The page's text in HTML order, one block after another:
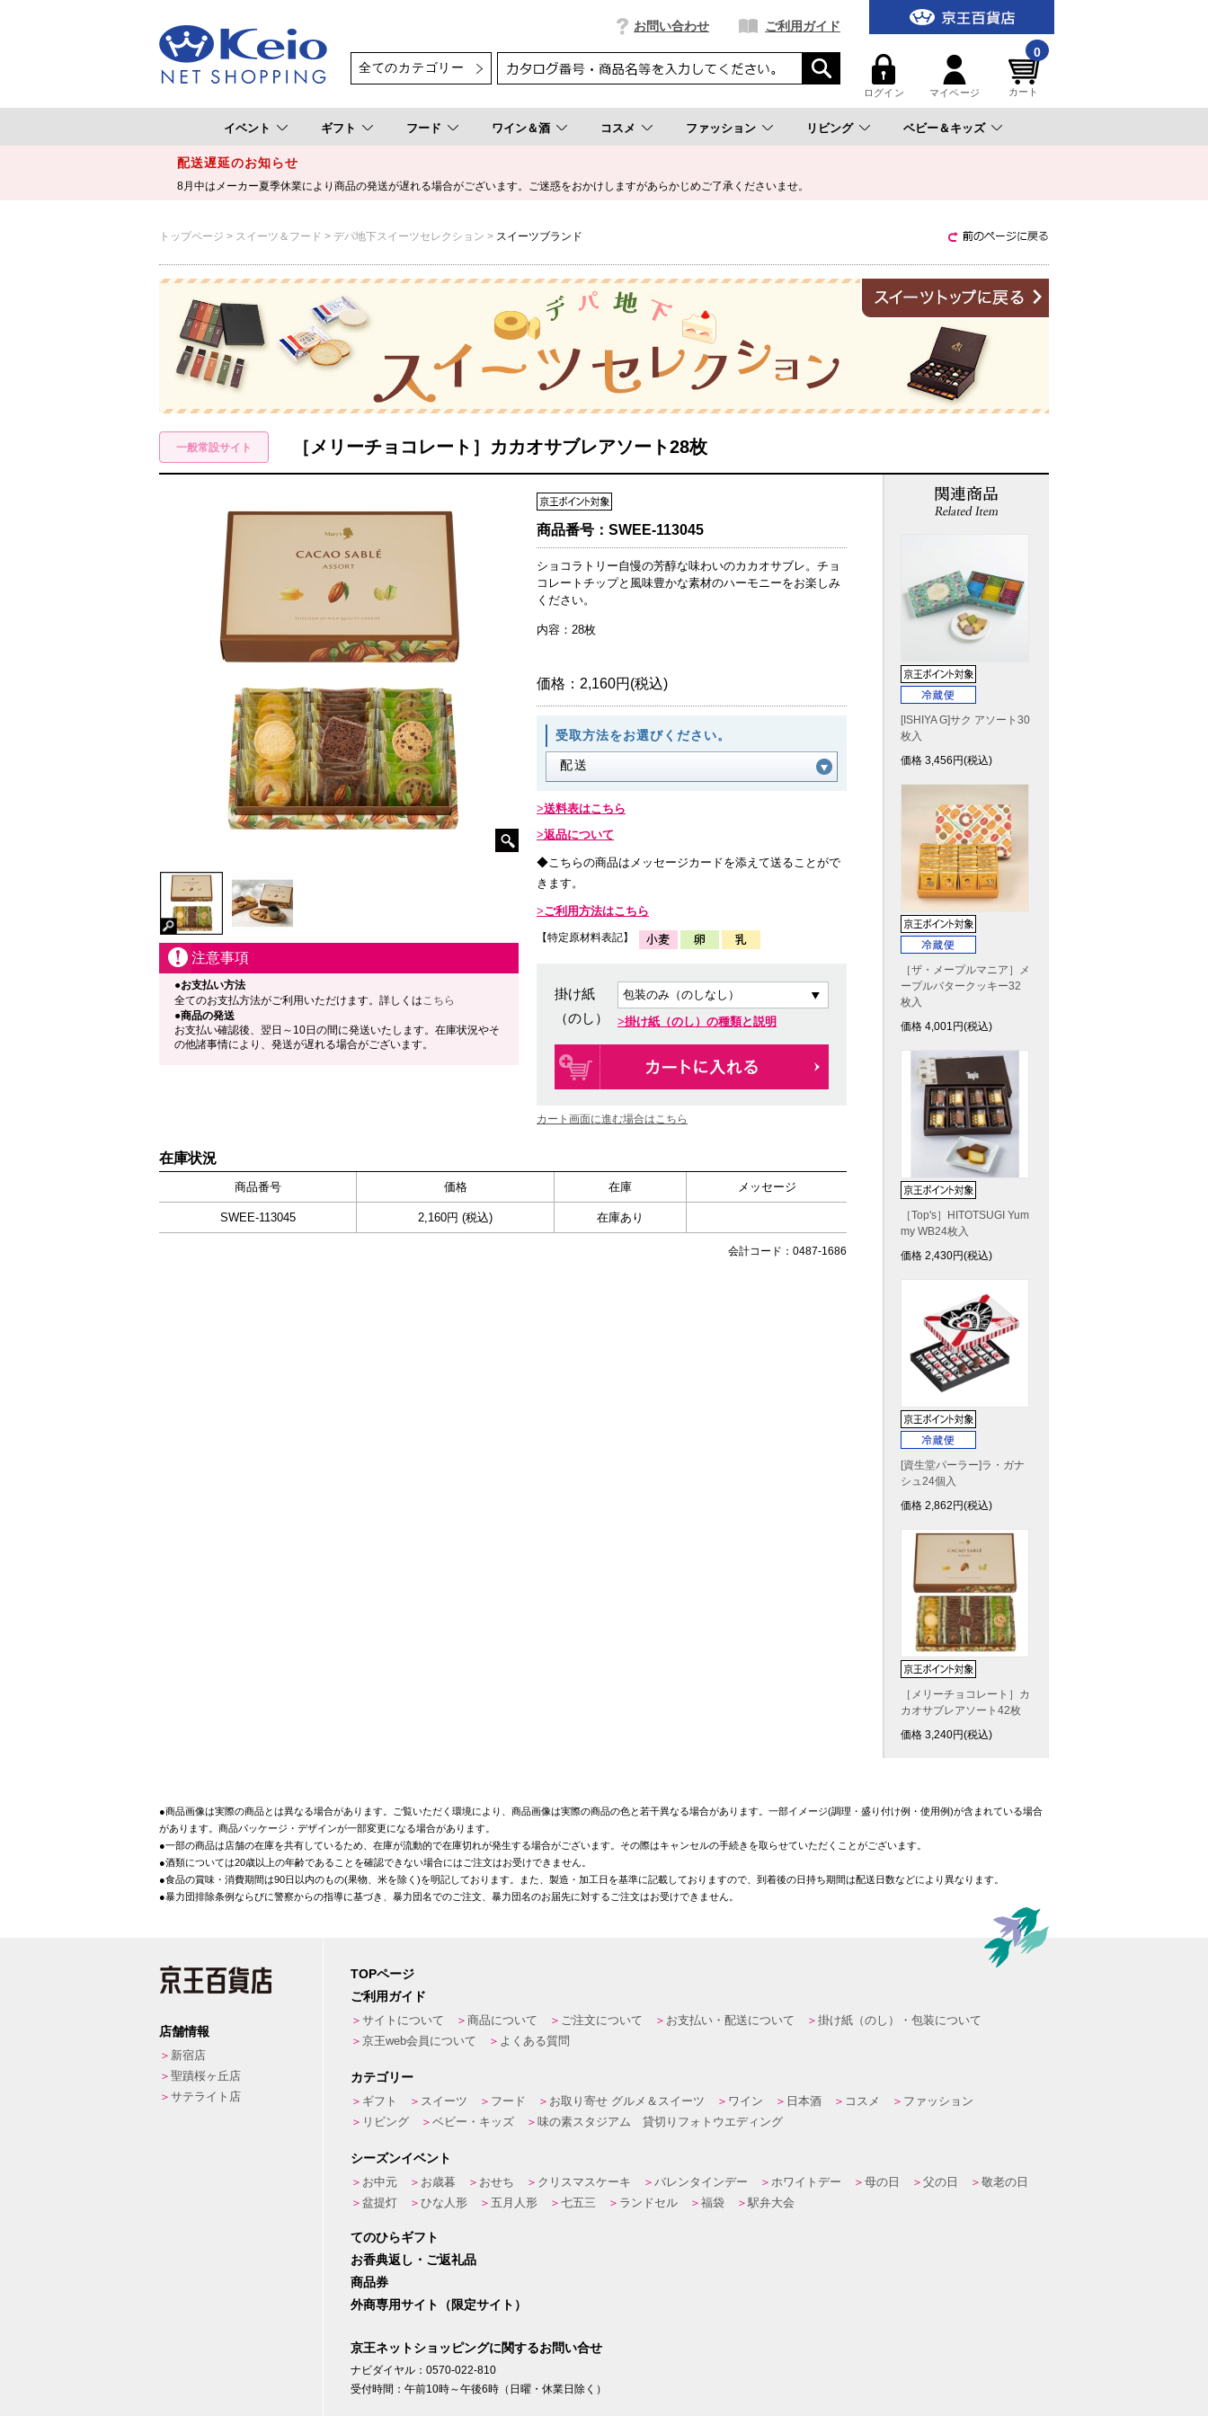
お問い合わせ ご利用ガイド
ログイン マイページ
0
カート
イベント ギフト フード ワイン＆酒 コスメ ファッション リビング ベビー＆キッズ
配送遅延のお知らせ
8月中はメーカー夏季休業により商品の発送が遅れる場合がございます。ご迷惑をおかけしますがあらかじめご了承くださいませ。
トップページ スイーツ＆フード デパ地下スイーツセレクション スイーツブランド
［メリーチョコレート］カカオサブレアソート28枚
注意事項
●お支払い方法
全てのお支払方法がご利用いただけます。詳しくはこちら
●商品の発送
お支払い確認後、翌日～10日の間に発送いたします。在庫状況やそ
の他諸事情により、発送が遅れる場合がございます。
商品番号： SWEE-113045
ショコラトリー自慢の芳醇な味わいのカカオサブレ。チョ
コレートチップと風味豊かな素材のハーモニーをお楽しみ
ください。
内容：28枚
価格： 2,160円(税込)
受取方法をお選びください。
送料表はこちら
返品について
◆こちらの商品はメッセージカードを添えて送ることがで
きます。
ご利用方法はこちら
【特定原材料表記】
掛け紙
（のし）
掛け紙（のし）の種類と説明
カート画面に進む場合はこちら
在庫状況
商品番号 価格 在庫 メッセージ
SWEE-113045 2,160円 (税込) 在庫あり
会計コード：0487-1686
[ISHIYA G]サク アソート30
枚入
価格 3,456 円(税込)
［ザ・メープルマニア］メ
ープルバタークッキー32
枚入
価格 4,001 円(税込)
［Top's］HITOTSUGI Yum
my WB24枚入
価格 2,430円(税込)
[資生堂パーラー]ラ・ガナ
シュ24個入
価格 2,862 円(税込)
［メリーチョコレート］カ
カオサブレアソート42枚
価格 3,240円(税込)
●商品画像は実際の商品とは異なる場合があります。ご覧いただく環境により、商品画像は実際の商品の色と若干異なる場合があります。一部イメージ(調理・盛り付け例・使用例)が含まれている場合
があります。商品パッケージ・デザインが一部変更になる場合があります。
●一部の商品は店舗の在庫を共有しているため、在庫が流動的で在庫切れが発生する場合がございます。その際はキャンセルの手続きを取らせていただくことがございます。
●酒類については20歳以上の年齢であることを確認できない場合にはご注文はお受けできません。
●食品の賞味・消費期間は90日以内のもの(果物、米を除く)を明記しております。また、製造・加工日を基準に記載しておりますので、到着後の日持ち期間は配送日数などにより異なります。
●暴力団排除条例ならびに警察からの指導に基づき、暴力団名でのご注文、暴力団名のお届先に対するご注文はお受けできません。
店舗情報
新宿店
聖蹟桜ヶ丘店
サテライト店
TOPページ
ご利用ガイド
サイトについて 商品について ご注文について お支払い・配送について
掛け紙（のし）・包装について
京王web会員について
よくある質問
カテゴリー
ギフト スイーツ フード お取り寄せ グルメ＆スイーツ ワイン 日本酒 コスメ
ファッション
リビング
ベビー・キッズ 味の素スタジアム 貸切りフォトウエディング
シーズンイベント
お中元 お歳暮 おせち クリスマスケーキ バレンタインデー ホワイトデー 母の日 父の日
敬老の日
盆提灯
ひな人形 五月人形 七五三 ランドセル 福袋 駅弁大会
てのひらギフト
お香典返し・ご返礼品
商品券
外商専用サイト（限定サイト）
京王ネットショッピングに関するお問い合せ
ナビダイヤル：0570-022-810
受付時間：午前10時～午後6時（日曜・休業日除く）